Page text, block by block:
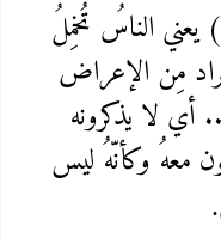
الناسُ تُخمِلُ
مِن الإعراض
لا يذكرونه
معهُ وكأنّهُ ليس